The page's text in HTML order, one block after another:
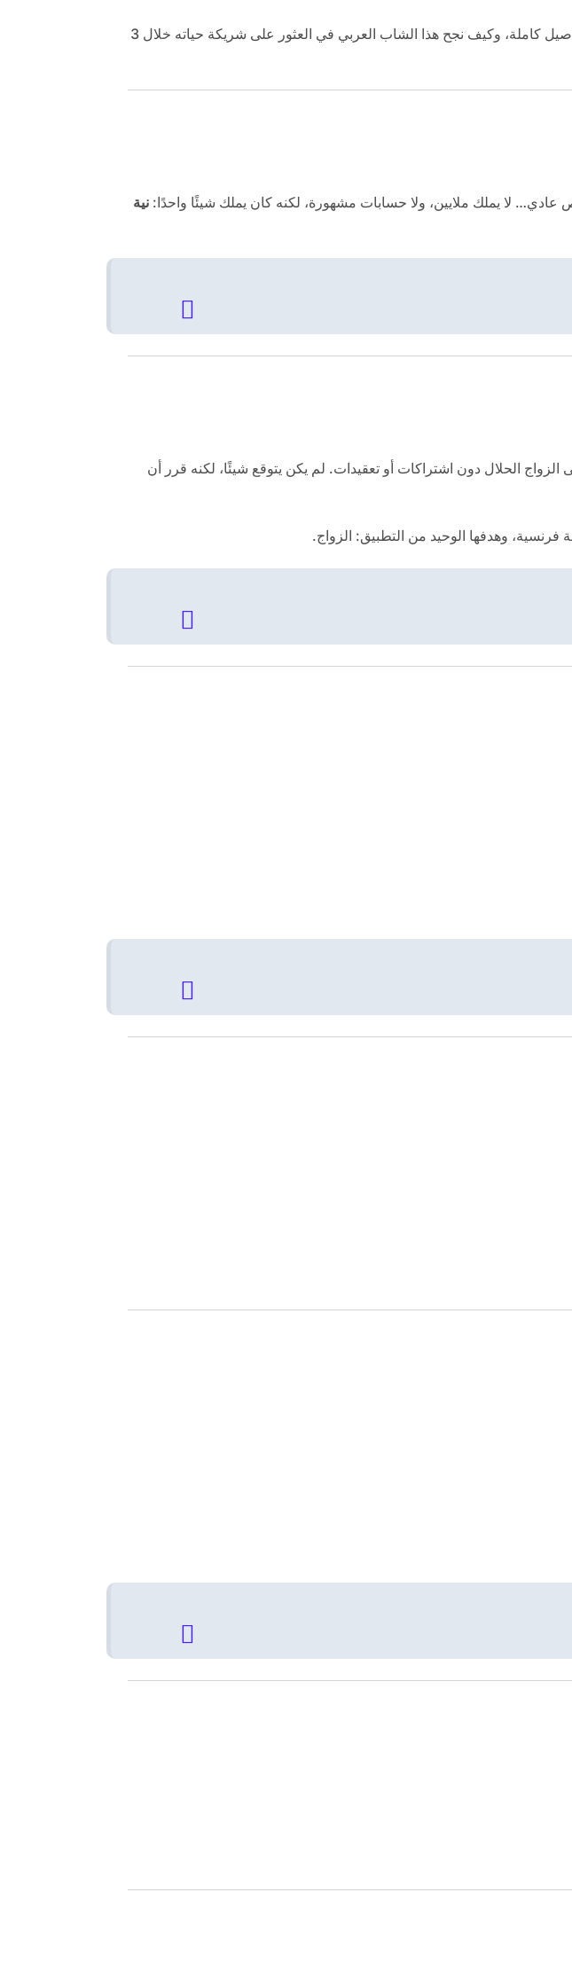
قصتنا اليوم ليست خيالاً، بل واقعية، ملهمة، وربما تكون تذكرتك –أنت أيضًا– لبداية قصة حقيقية. تابع التفاصيل كاملة، وكيف نجح هذا الشاب العربي في العثور على شريكة حياته خلال 3
نية
الحلال دون اشتراكات أو تعقيدات. لم يكن يتوقع شيئًا، لكنه قرر أن